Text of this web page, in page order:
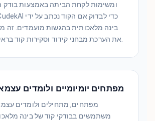
ומשימות לקחת הביתה באמצעות בודק
בינה מלאכותית בהגשות מועמדים. זה
מפתחים יומיומיים ולומדים
מפתחים, מתחילים ולומדים
משתמשים בבודקי קוד של בינה